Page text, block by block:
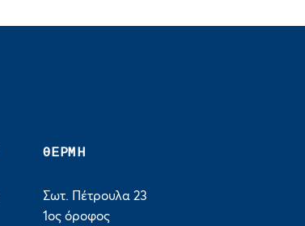
ΘΕΡΜΗ
Σωτ. Πέτρουλα 23
1ος όροφος